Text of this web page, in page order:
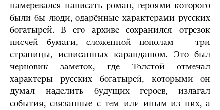
намеревался написать роман, героями которого
были бы люди, одарённые характерами русских
богатырей. В его архиве сохранился отрезок
писчей бумаги, сложенной пополам – три
страницы, исписанных карандашом. Это был
черновик заметок, где Толстой отмечал
характеры русских богатырей, которыми он
думал наделить будущих героев, излагал
события, связанные с тем или иным из них, а